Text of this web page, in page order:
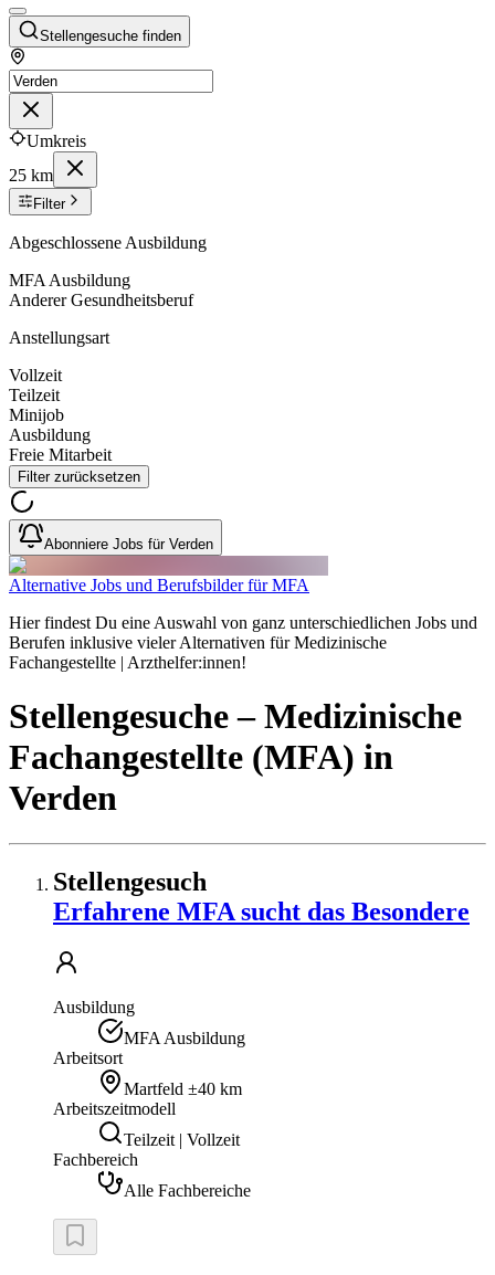
Stellengesuche finden
Umkreis
25 km
Filter
Abgeschlossene Ausbildung
MFA Ausbildung
Anderer Gesundheitsberuf
Anstellungsart
Vollzeit
Teilzeit
Minijob
Ausbildung
Freie Mitarbeit
Filter zurücksetzen
Abonniere Jobs für Verden
Alternative Jobs und Berufsbilder für MFA
Hier findest Du eine Auswahl von ganz unterschiedlichen Jobs und
Berufen inklusive vieler Alternativen für Medizinische
Fachangestellte | Arzthelfer:innen!
Stellengesuche– Medizinische
Fachangestellte (MFA) in
Verden
Stellengesuch
Erfahrene MFA sucht das Besondere
Ausbildung
MFA Ausbildung
Arbeitsort
Martfeld ±40 km
Arbeitszeitmodell
Teilzeit | Vollzeit
Fachbereich
Alle Fachbereiche